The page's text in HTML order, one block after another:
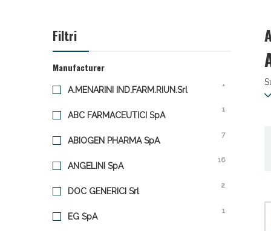
Filtri
Manufacturer
A.MENARINI IND.FARM.RIUN.Srl
1
ABC FARMACEUTICI SpA
1
ABIOGEN PHARMA SpA
7
ANGELINI SpA
16
DOC GENERICI Srl
2
EG SpA
1